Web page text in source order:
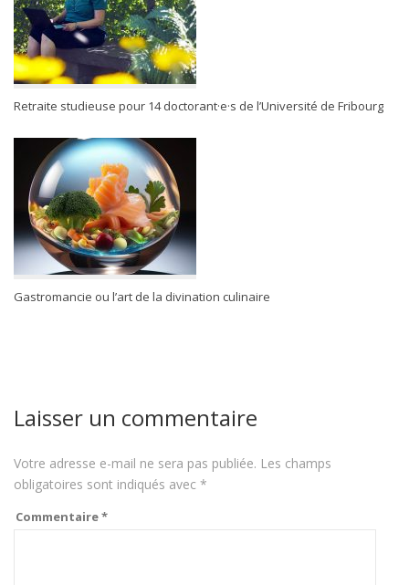
Retraite studieuse pour 14 doctorant·e·s de l’Université de Fribourg
Gastromancie ou l’art de la divination culinaire
Laisser un commentaire
Votre adresse e-mail ne sera pas publiée. Les champs
obligatoires sont indiqués avec *
Commentaire*